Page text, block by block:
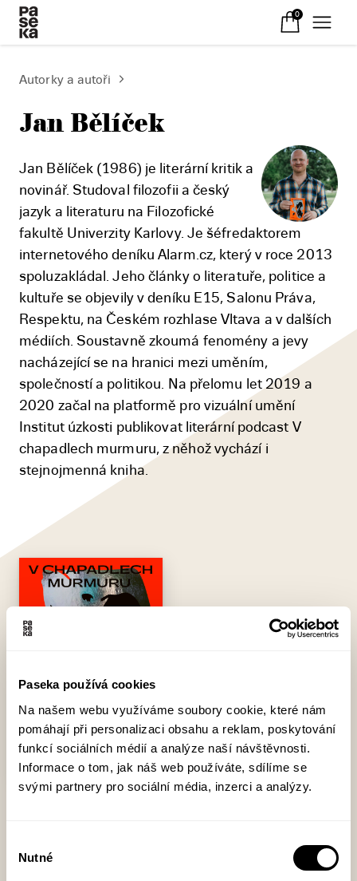
Paseka používá cookies
Na našem webu využíváme soubory cookie, které nám
pomáhají při personalizaci obsahu a reklam, poskytování
funkcí sociálních médií a analýze naší návštěvnosti.
Informace o tom, jak náš web používáte, sdílíme se
svými partnery pro sociální média, inzerci a analýzy.
souhlasu
Nutné
0
Autorky a autoři
Jan Bělíček
Jan Bělíček (1986) je literární kritik a
novinář. Studoval filozofii a český
jazyk a literaturu na Filozofické
fakultě Univerzity Karlovy. Je šéfredaktorem
internetového deníku Alarm.cz, který v roce 2013
spoluzakládal. Jeho články o literatuře, politice a
kultuře se objevily v deníku E15, Salonu Práva,
Respektu, na Českém rozhlase Vltava a v dalších
médiích. Soustavně zkoumá fenomény a jevy
nacházející se na hranici mezi uměním,
společností a politikou. Na přelomu let 2019 a
2020 začal na platformě pro vizuální umění
Institut úzkosti publikovat literární podcast V
chapadlech murmuru, z něhož vychází i
stejnojmenná kniha.